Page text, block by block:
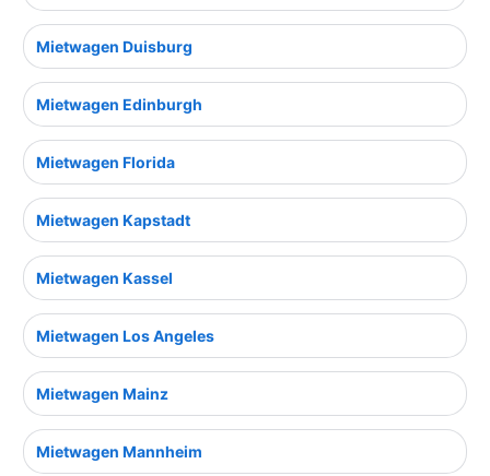
Mietwagen Duisburg
Mietwagen Edinburgh
Mietwagen Florida
Mietwagen Kapstadt
Mietwagen Kassel
Mietwagen Los Angeles
Mietwagen Mainz
Mietwagen Mannheim